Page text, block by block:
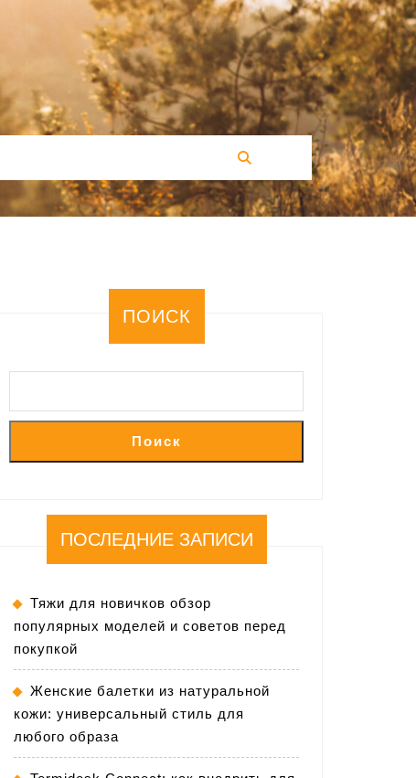
ПОИСК
Поиск
ПОСЛЕДНИЕ ЗАПИСИ
Тяжи для новичков обзор
популярных моделей и советов перед
покупкой
Женские балетки из натуральной
кожи: универсальный стиль для
любого образа